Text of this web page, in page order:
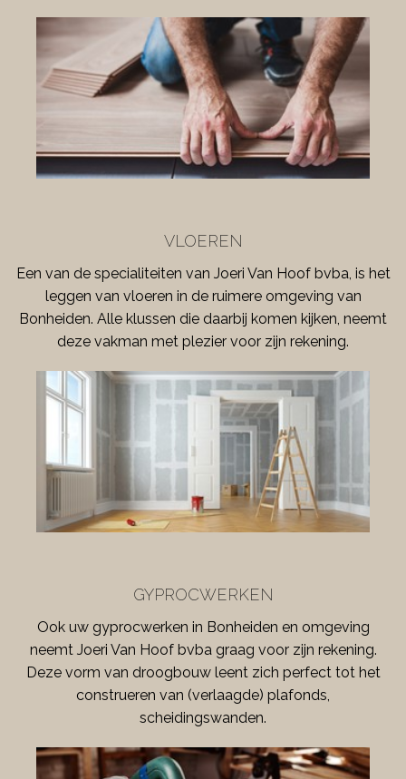
VLOEREN
Een van de specialiteiten van Joeri Van Hoof bvba, is het
leggen van vloeren in de ruimere omgeving van
Bonheiden. Alle klussen die daarbij komen kijken, neemt
deze vakman met plezier voor zijn rekening.
GYPROCWERKEN
Ook uw gyprocwerken in Bonheiden en omgeving
neemt Joeri Van Hoof bvba graag voor zijn rekening.
Deze vorm van droogbouw leent zich perfect tot het
construeren van (verlaagde) plafonds,
scheidingswanden.